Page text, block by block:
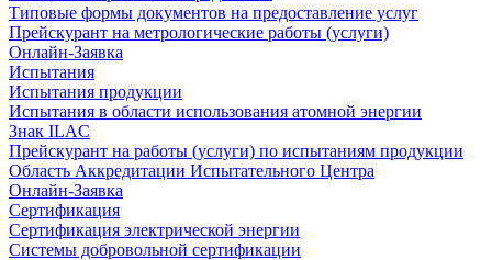
Типовые формы документов на предоставление услуг
Прейскурант на метрологические работы (услуги)
Онлайн-Заявка
Испытания
Испытания продукции
Испытания в области использования атомной энергии
Знак ILAC
Прейскурант на работы (услуги) по испытаниям продукции
Область Аккредитации Испытательного Центра
Онлайн-Заявка
Сертификация
Сертификация электрической энергии
Системы добровольной сертификации